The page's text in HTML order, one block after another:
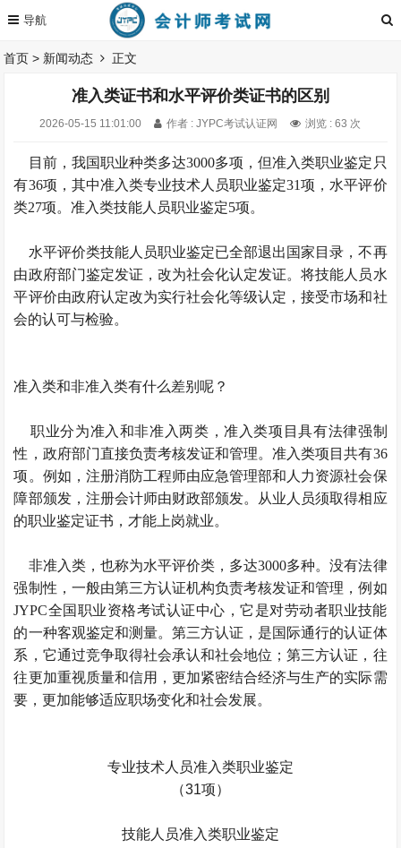
首页 > 新闻动态 正文
准入类证书和水平评价类证书的区别
2026-05-15 11:01:00 作者 : JYPC考试认证网 浏览 : 63 次
目前，我国职业种类多达3000多项，但准入类职业鉴定只
有36项，其中准入类专业技术人员职业鉴定31项，水平评价
类27项。准入类技能人员职业鉴定5项。
水平评价类技能人员职业鉴定已全部退出国家目录，不再
由政府部门鉴定发证，改为社会化认定发证。将技能人员水
平评价由政府认定改为实行社会化等级认定，接受市场和社
会的认可与检验。
准入类和非准入类有什么差别呢？
职业分为准入和非准入两类，准入类项目具有法律强制
性，政府部门直接负责考核发证和管理。准入类项目共有36
项。例如，注册消防工程师由应急管理部和人力资源社会保
障部颁发，注册会计师由财政部颁发。从业人员须取得相应
的职业鉴定证书，才能上岗就业。
非准入类，也称为水平评价类，多达3000多种。没有法律
强制性，一般由第三方认证机构负责考核发证和管理，例如
JYPC全国职业资格考试认证中心，它是对劳动者职业技能
的一种客观鉴定和测量。第三方认证，是国际通行的认证体
系，它通过竞争取得社会承认和社会地位；第三方认证，往
往更加重视质量和信用，更加紧密结合经济与生产的实际需
要，更加能够适应职场变化和社会发展。
专业技术人员准入类职业鉴定
（31项）
技能人员准入类职业鉴定